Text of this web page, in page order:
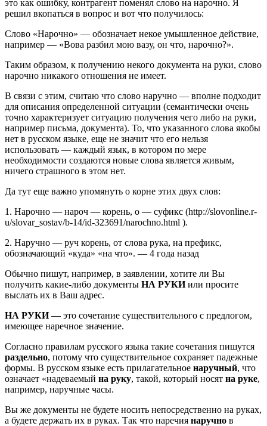
это как ошибку, контрагент поменял слово на нарочно. Я
решил вкопаться в вопрос и вот что получилось:
Слово «Нарочно» — обозначает некое умышленное действие,
например — «Вова разбил мою вазу, он что, нарочно?».
Таким образом, к получению некого документа на руки, слово
нарочно никакого отношения не имеет.
В связи с этим, считаю что слово наручно — вполне подходит
для описания определенной ситуации (семантически очень
точно характеризует ситуацию получения чего либо на руки,
например письма, документа). То, что указанного слова якобы
нет в русском языке, еще не значит что его нельзя
использовать — каждый язык, в котором по мере
необходимости создаются новые слова является живым,
ничего страшного в этом нет.
Да тут еще важно упомянуть о корне этих двух слов:
1. Нарочно — нароч — корень, о — суфикс (http://slovonline.r­
u/slovar_sostav/b-14/id-323691/narochno.html­ ).
2. Наручно — руч корень, от слова рука, на префикс,
обозначающий «куда» «на что». — 4 года назад
Обычно пишут, например, в заявлении, хотите ли Вы
получить какие-либо документы НА РУКИили просите
выслать их в Ваш адрес.
НА РУКИ— это сочетание существительного с предлогом,
имеющее наречное значение.
Согласно правилам русского языка такие сочетания пишутся
раздельно, потому что существительное сохраняет падежные
формы. В русском языке есть прилагательное наручный, что
означает «надеваемый на руку, такой, который носят на руке,
например, наручные часы.
Вы же документы не будете носить непосредственно на руках,
а будете держать их в руках. Так что наречия наручно в